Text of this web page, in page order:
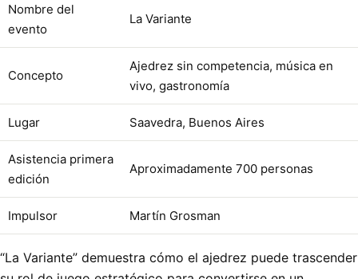
Nombre del
evento
La Variante
Concepto
Ajedrez sin competencia, música en
vivo, gastronomía
Lugar Saavedra, Buenos Aires
Asistencia primera
edición
Aproximadamente 700 personas
Impulsor Martín Grosman
“La Variante” demuestra cómo el ajedrez puede trascender